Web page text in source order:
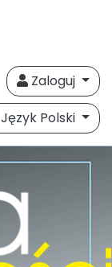
Zaloguj
Język Polski